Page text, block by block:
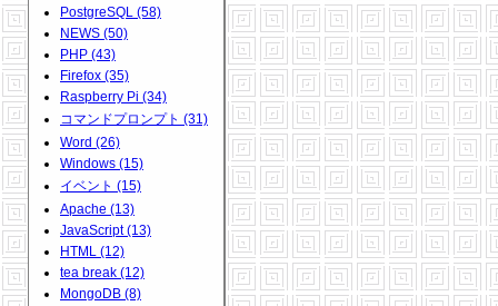
PostgreSQL (58)
NEWS (50)
PHP (43)
Firefox (35)
Raspberry Pi (34)
コマンドプロンプト (31)
Word (26)
Windows (15)
イベント (15)
Apache (13)
JavaScript (13)
HTML (12)
tea break (12)
MongoDB (8)